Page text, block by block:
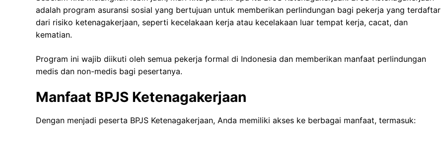
adalah program asuransi sosial yang bertujuan untuk memberikan perlindungan bagi pekerja yang terdaftar
dari risiko ketenagakerjaan, seperti kecelakaan kerja atau kecelakaan luar tempat kerja, cacat, dan
kematian.
Program ini wajib diikuti oleh semua pekerja formal di Indonesia dan memberikan manfaat perlindungan
medis dan non-medis bagi pesertanya.
Manfaat BPJS Ketenagakerjaan
Dengan menjadi peserta BPJS Ketenagakerjaan, Anda memiliki akses ke berbagai manfaat, termasuk: